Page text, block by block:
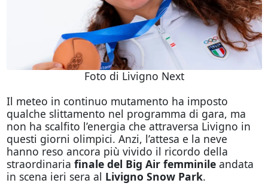
Foto di Livigno Next
Il meteo in continuo mutamento ha imposto
qualche slittamento nel programma di gara, ma
non ha scalfito l’energia che attraversa Livigno in
questi giorni olimpici. Anzi, l’attesa e la neve
hanno reso ancora più vivido il ricordo della
straordinaria finale del Big Air femminileandata
in scena ieri sera al Livigno Snow Park.